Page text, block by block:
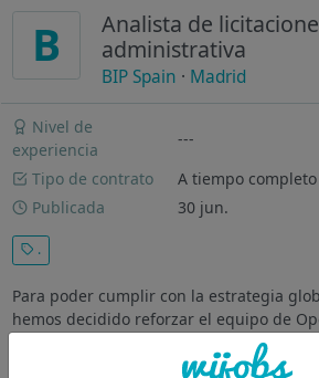
B
Analista de
administrativa
BIP Spain · Madrid
Nivel de
experiencia
---
Tipo de contrato
A tiempo completo
Publicada
30 jun.
.
Para poder cumplir con la estrategia
hemos decidido reforzar el equipo de
Analista de licitaciones y gestión
misión? Buscamos una persona